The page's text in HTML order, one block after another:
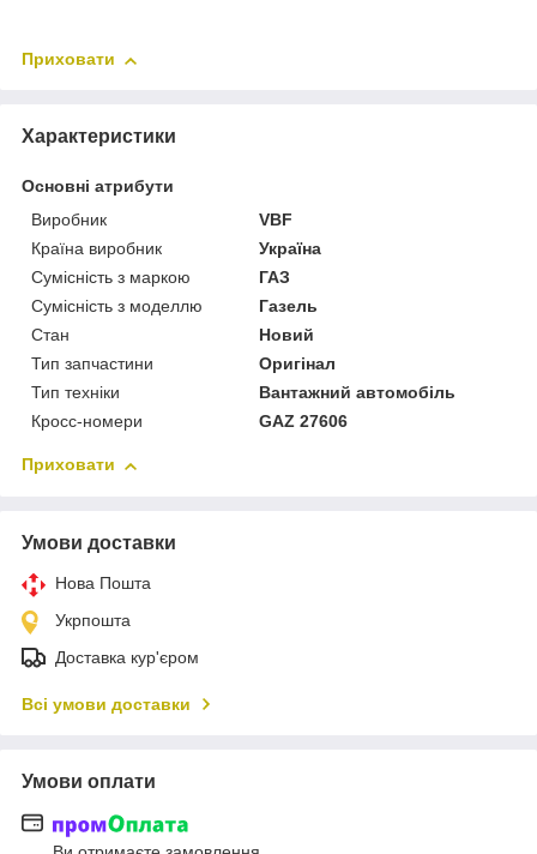
Приховати
Характеристики
Основні атрибути
Виробник
VBF
Країна виробник
Україна
Сумісність з маркою
ГАЗ
Сумісність з моделлю
Газель
Стан
Новий
Тип запчастини
Оригінал
Тип техніки
Вантажний автомобіль
Кросс-номери
GAZ 27606
Приховати
Умови доставки
Нова Пошта
Укрпошта
Доставка кур'єром
Всі умови доставки
Умови оплати